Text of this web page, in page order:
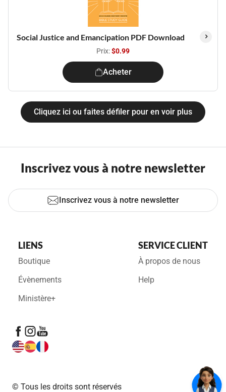
Social Justice and Emancipation PDF Download
Prix:$0.99
Acheter
Cliquez ici ou faites défiler pour en voir plus
Inscrivez vous à notre newsletter
Inscrivez vous à notre newsletter
LIENS
Boutique
Évènements
Ministère+
SERVICE CLIENT
À propos de nous
Help
© Tous les droits sont réservés